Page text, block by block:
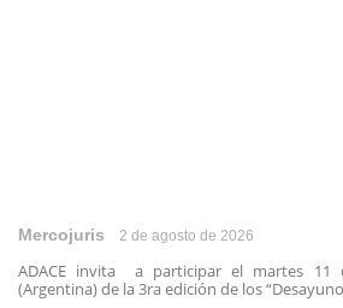
Mercojuris 2 de agosto de 2026
ADACE invita a participar el martes 11
(Argentina) de la 3ra edición de los